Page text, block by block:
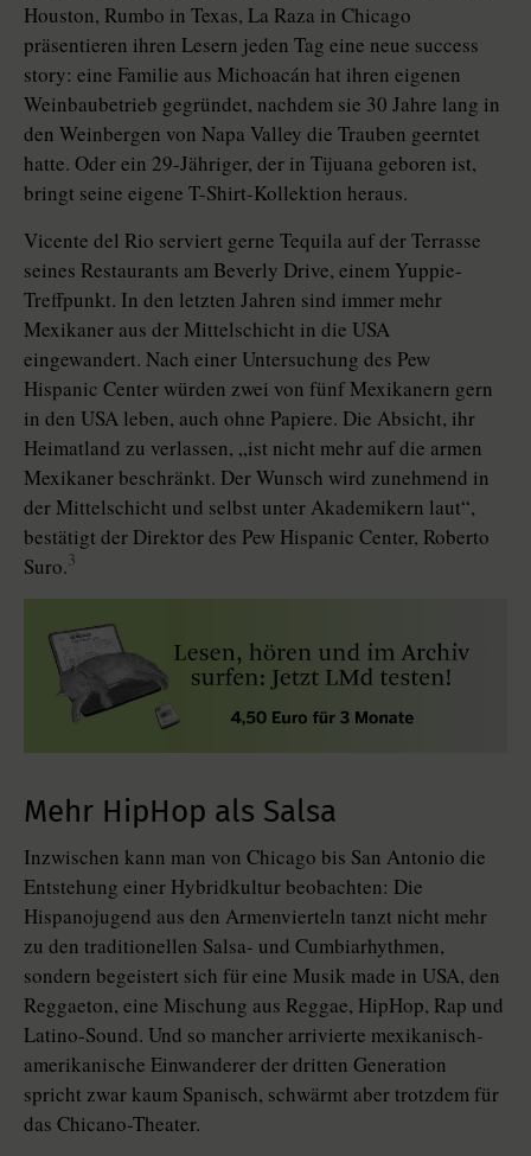
Houston, Rumbo in Texas, La Raza in Chicago
präsentieren ihren Lesern jeden Tag eine neue success
story: eine Familie aus Michoacán hat ihren eigenen
Weinbaubetrieb gegründet, nachdem sie 30 Jahre lang in
den Weinbergen von Napa Valley die Trauben geerntet
hatte. Oder ein 29-Jähriger, der in Tijuana geboren ist,
bringt seine eigene T-Shirt-Kollektion heraus.
Vicente del Rio serviert gerne Tequila auf der Terrasse
seines Restaurants am Beverly Drive, einem Yuppie-
Treffpunkt. In den letzten Jahren sind immer mehr
Mexikaner aus der Mittelschicht in die USA
eingewandert. Nach einer Untersuchung des Pew
Hispanic Center würden zwei von fünf Mexikanern gern
in den USA leben, auch ohne Papiere. Die Absicht, ihr
Heimatland zu verlassen, „ist nicht mehr auf die armen
Mexikaner beschränkt. Der Wunsch wird zunehmend in
der Mittelschicht und selbst unter Akademikern laut“,
bestätigt der Direktor des Pew Hispanic Center, Roberto
Suro.3
Mehr HipHop als Salsa
Inzwischen kann man von Chicago bis San Antonio die
Entstehung einer Hybridkultur beobachten: Die
Hispanojugend aus den Armenvierteln tanzt nicht mehr
zu den traditionellen Salsa- und Cumbiarhythmen,
sondern begeistert sich für eine Musik made in USA, den
Reggaeton, eine Mischung aus Reggae, HipHop, Rap und
Latino-Sound. Und so mancher arrivierte mexikanisch-
amerikanische Einwanderer der dritten Generation
spricht zwar kaum Spanisch, schwärmt aber trotzdem für
das Chicano-Theater.